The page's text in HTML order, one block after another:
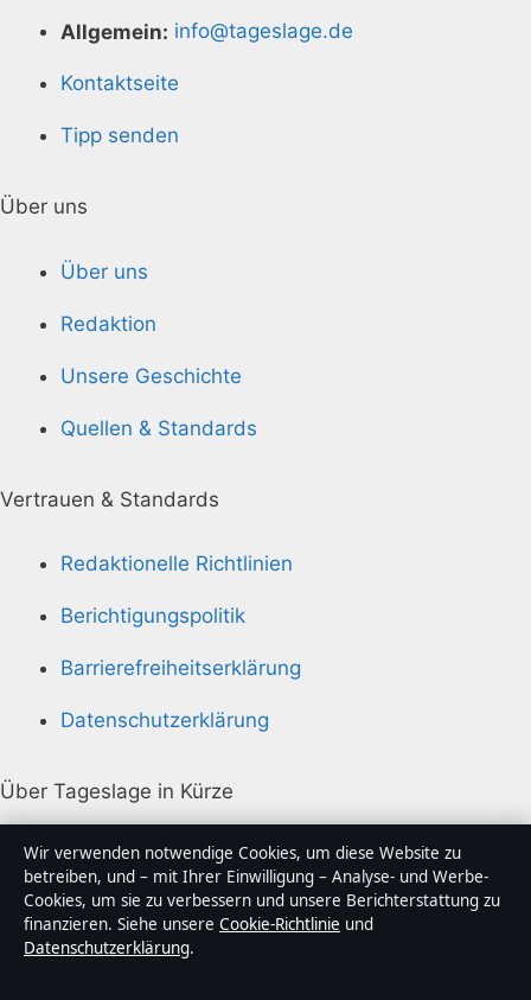
Allgemein: info@tageslage.de
Kontaktseite
Tipp senden
Über uns
Über uns
Redaktion
Unsere Geschichte
Quellen & Standards
Vertrauen & Standards
Redaktionelle Richtlinien
Berichtigungspolitik
Barrierefreiheitserklärung
Datenschutzerklärung
Über Tageslage in Kürze
Tageslage ist ein unabhängiger digitaler
Nachrichtenanbieter mit Fokus auf Politik, Wirtschaft,
Technik und Gesellschaft in Deutschland. Jeder Artikel
trägt eine Byline, wird von einem Redakteur geprüft
und vor der Veröffentlichung faktengecheckt.
Wir verwenden notwendige Cookies, um diese Website zu
betreiben, und – mit Ihrer Einwilligung – Analyse- und Werbe-
Cookies, um sie zu verbessern und unsere Berichterstattung zu
finanzieren. Siehe unsere Cookie-Richtlinie und
Datenschutzerklärung.